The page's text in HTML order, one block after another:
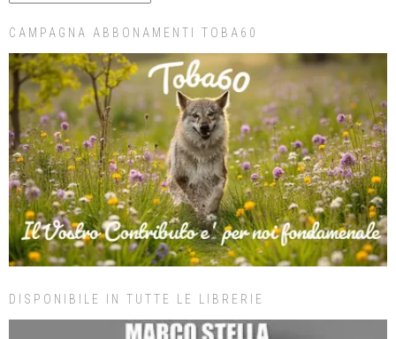
CAMPAGNA ABBONAMENTI TOBA60
DISPONIBILE IN TUTTE LE LIBRERIE